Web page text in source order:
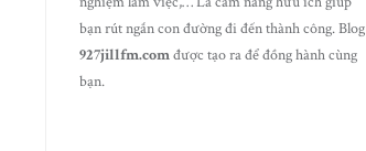
bạn rút ngắn con đường đi đến thành công. Blog
927jillfm.comđược tạo ra để đồng hành cùng
bạn.